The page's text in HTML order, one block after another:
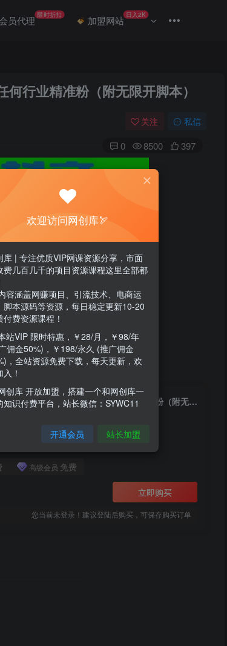
员代理 限时折扣 加盟网站 日入2K
行业精准粉（附无限开脚本）
关注 私信
0 8500 397
6月最新抖音评论区截流一天一二百 可以引流任何行业精准粉（附无限开脚本）
请付费后查看
高级会员 免费
立即购买
您当前未登录！建议登陆后购买，可保存购买订单
欢迎访问网创库🏹
库 | 专注优质VIP网课资源分享，市面
费几百几千的项目资源课程这里全部都
容涵盖网赚项目、引流技术、电商运
脚本源码等资源，每日稳定更新10-20
付费资源课程！
站VIP 限时特惠，￥28/月，￥98/年
佣金50%)，￥198/永久 (推广佣金
，全站资源免费下载，每天更新，欢
！
创库 开放加盟，搭建一个和网创库一
知识付费平台，站长微信：SYWC11
开通会员 站长加盟